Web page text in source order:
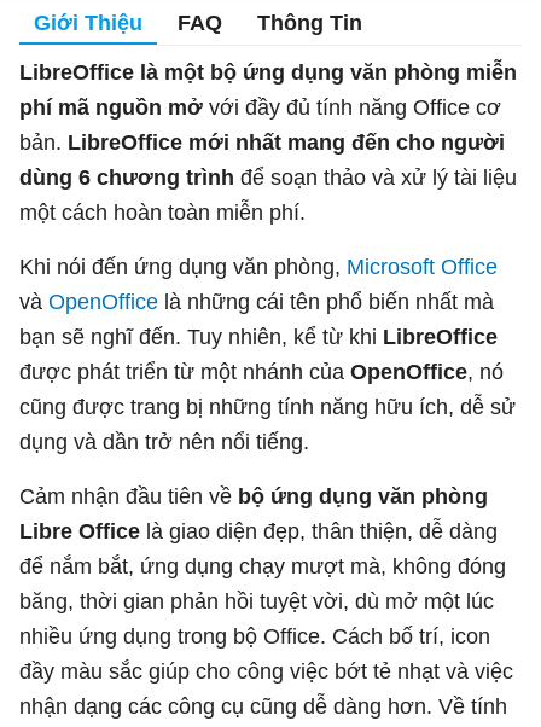
Giới Thiệu FAQ Thông Tin
LibreOffice là một bộ ứng dụng văn phòng miễn
phí mã nguồn mở với đầy đủ tính năng Office cơ
bản. LibreOffice mới nhất mang đến cho người
dùng 6 chương trình để soạn thảo và xử lý tài liệu
một cách hoàn toàn miễn phí.
Khi nói đến ứng dụng văn phòng, Microsoft Office
và OpenOffice là những cái tên phổ biến nhất mà
bạn sẽ nghĩ đến. Tuy nhiên, kể từ khi LibreOffice
được phát triển từ một nhánh của OpenOffice, nó
cũng được trang bị những tính năng hữu ích, dễ sử
dụng và dần trở nên nổi tiếng.
Cảm nhận đầu tiên về bộ ứng dụng văn phòng
Libre Office là giao diện đẹp, thân thiện, dễ dàng
để nắm bắt, ứng dụng chạy mượt mà, không đóng
băng, thời gian phản hồi tuyệt vời, dù mở một lúc
nhiều ứng dụng trong bộ Office. Cách bố trí, icon
đầy màu sắc giúp cho công việc bớt tẻ nhạt và việc
nhận dạng các công cụ cũng dễ dàng hơn. Về tính